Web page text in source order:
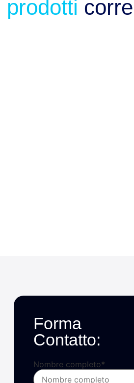
prodotti
Forma
Contatto:
Nombre completo*